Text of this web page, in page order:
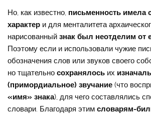
Но, как известно, письменность имела
характер и для менталитета
нарисованныйзнак был неотделим от
Поэтому если и использовали чужие
обозначения слов или звуков своего
но тщательносохранялось их
(примордиальное) звучание (что
«имя» знака), для чего составлялись
словари. Благодаря этимсловарям-